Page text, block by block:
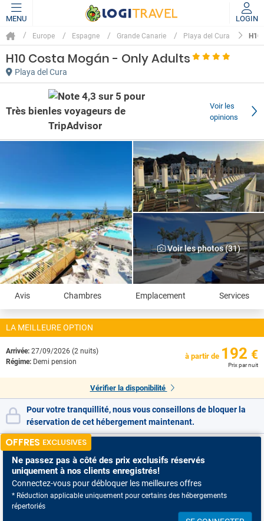
MENU LOGIN
Europe Espagne Grande Canarie Playa del Cura H10
H10 Costa Mogán - Only Adults
Playa del Cura
Très bien
Voir les
opinions
Voir les photos (31)
Avis Chambres Emplacement Services
LA MEILLEURE OPTION
Arrivée: 27/09/2026 (2 nuits)
Régime: Demi pension
à partir de 192 €
Prix par nuit
Vérifier la disponibilité
Pour votre tranquillité, nous vous conseillons de bloquer la
réservation de cet hébergement maintenant.
OFFRES EXCLUSIVES
Ne passez pas à côté des prix exclusifs réservés
uniquement à nos clients enregistrés!
Connectez-vous pour débloquer les meilleures offres
* Réduction applicable uniquement pour certains des hébergements
répertoriés